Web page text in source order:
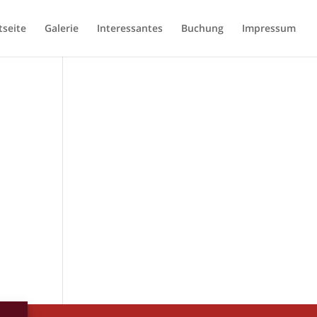
Galerie Interessantes Buchung Impressum